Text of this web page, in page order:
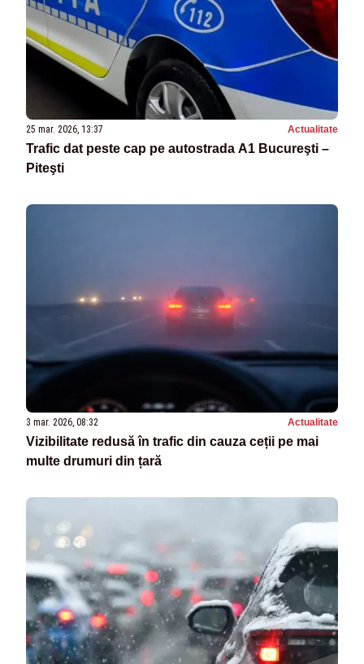
25 mar. 2026, 13:37 Actualitate
Trafic dat peste cap pe autostrada A1 Bucureşti –
Piteşti
3 mar. 2026, 08:32 Actualitate
Vizibilitate redusă în trafic din cauza ceții pe mai
multe drumuri din țară